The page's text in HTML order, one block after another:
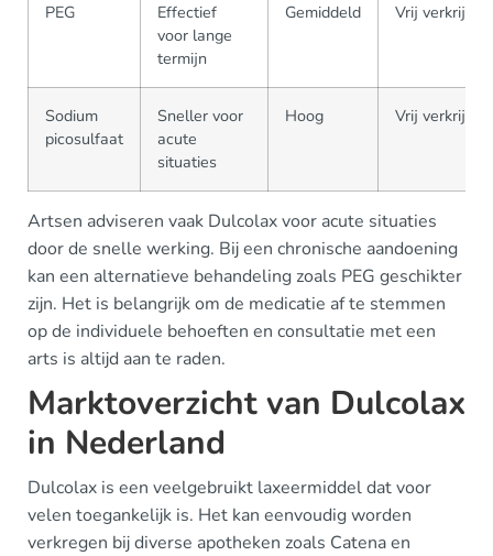
PEG
Effectief
voor lange
termijn
Gemiddeld Vrij
Sodium
picosulfaat
Sneller voor
acute
situaties
Hoog Vrij
Artsen adviseren vaak Dulcolax voor acute situaties
door de snelle werking. Bij een chronische aandoening
kan een alternatieve behandeling zoals PEG geschikter
zijn. Het is belangrijk om de medicatie af te stemmen
op de individuele behoeften en consultatie met een
arts is altijd aan te raden.
Marktoverzicht van Dulcolax
in Nederland
Dulcolax is een veelgebruikt laxeermiddel dat voor
velen toegankelijk is. Het kan eenvoudig worden
verkregen bij diverse apotheken zoals Catena en